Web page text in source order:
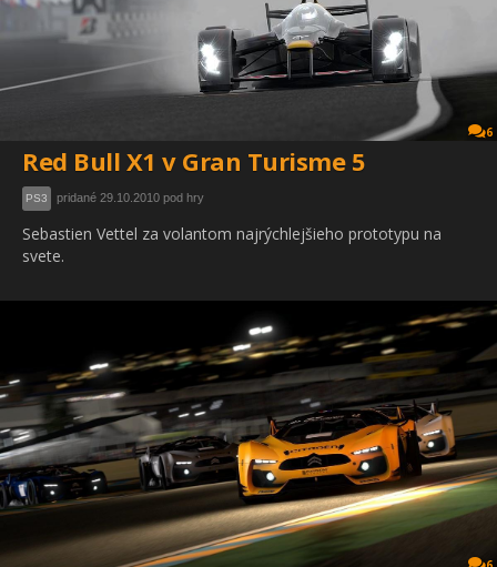
6
Red Bull X1 v Gran Turisme 5
PS3 pridané 29.10.2010 pod hry
Sebastien Vettel za volantom najrýchlejšieho prototypu na
svete.